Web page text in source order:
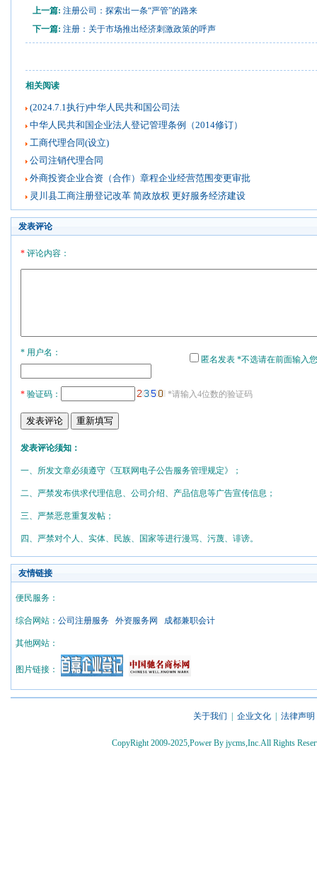
上一篇: 注册公司：探索出一条“严管”的路来
下一篇: 注册：关于市场推出经济刺激政策的呼声
相关阅读
(2024.7.1执行)中华人民共和国公司法
中华人民共和国企业法人登记管理条例（2014修订）
工商代理合同(设立)
公司注销代理合同
外商投资企业合资（合作）章程企业经营范围变更审批
灵川县工商注册登记改革 简政放权 更好服务经济建设
发表评论
*评论内容：
* 用户名：
匿名发表 *不选请在前面输入
*验证码： *请输入4位数的验证码
发表评论须知：
一、所发文章必须遵守《互联网电子公告服务管理规定》；
二、严禁发布供求代理信息、公司介绍、产品信息等广告宣传信息；
三、严禁恶意重复发帖；
四、严禁对个人、实体、民族、国家等进行漫骂、污蔑、诽谤。
友情链接
便民服务：
综合网站： 公司注册服务 外资服务网 成都兼职会计
其他网站：
图片链接：
关于我们 | 企业文化 | 法律声明
CopyRight 2009-2025,Power By jycms,Inc.All Rights